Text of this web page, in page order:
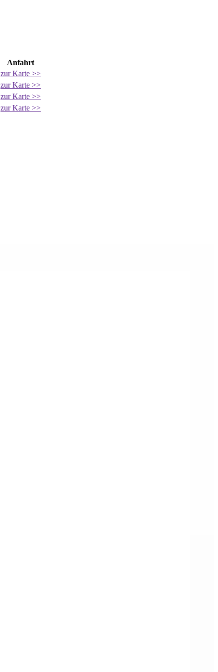
Anfahrt
zur Karte >>
zur Karte >>
zur Karte >>
zur Karte >>